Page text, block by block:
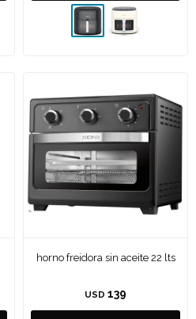
horno freidora sin aceite 22 lts
USD 139